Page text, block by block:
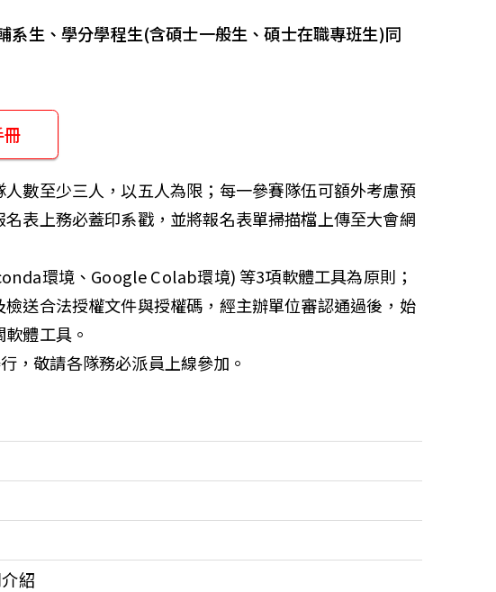
生、學分學程生(含碩士一般生、碩士在職專班生)同
冊
數至少三人，以五人為限；每一參賽隊伍可額外考慮預
表上務必蓋印系戳，並將報名表單掃描檔上傳至大會網
環境、Google Colab環境) 等3項軟體工具為原則；
送合法授權文件與授權碼，經主辦單位審認通過後，始
體工具。
，敬請各隊務必派員上線參加。
紹